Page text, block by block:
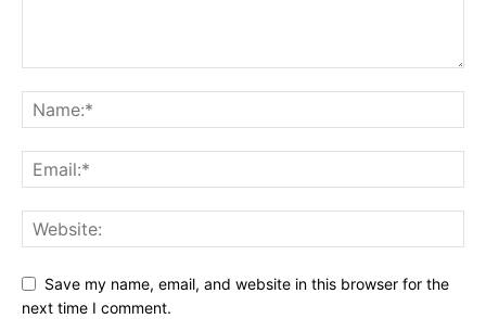
Save my name, email, and website in this browser for the
next time I comment.